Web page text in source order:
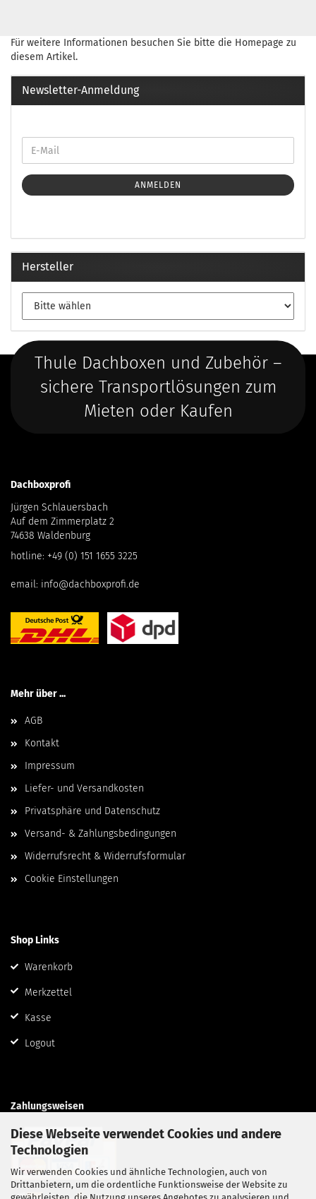
Diese Webseite verwendet Cookies und andere
Technologien
Wir verwenden Cookies und ähnliche Technologien, auch von
Drittanbietern, um die ordentliche Funktionsweise der Website zu
gewährleisten, die Nutzung unseres Angebotes zu analysieren und
Für weitere Informationen besuchen Sie bitte die Homepage zu
diesem Artikel.
Newsletter-Anmeldung
ANMELDEN
Hersteller
Thule Dachboxen und Zubehör –
sichere Transportlösungen zum
Mieten oder Kaufen
Dachboxprofi
Jürgen Schlauersbach
Auf dem Zimmerplatz 2
74638 Waldenburg
hotline: +49 (0) 151 1655 3225
email: info@dachboxprofi.de
Mehr über ...
AGB
Kontakt
Impressum
Liefer- und Versandkosten
Privatsphäre und Datenschutz
Versand- & Zahlungsbedingungen
Widerrufsrecht & Widerrufsformular
Cookie Einstellungen
Shop Links
Warenkorb
Merkzettel
Kasse
Logout
Zahlungsweisen